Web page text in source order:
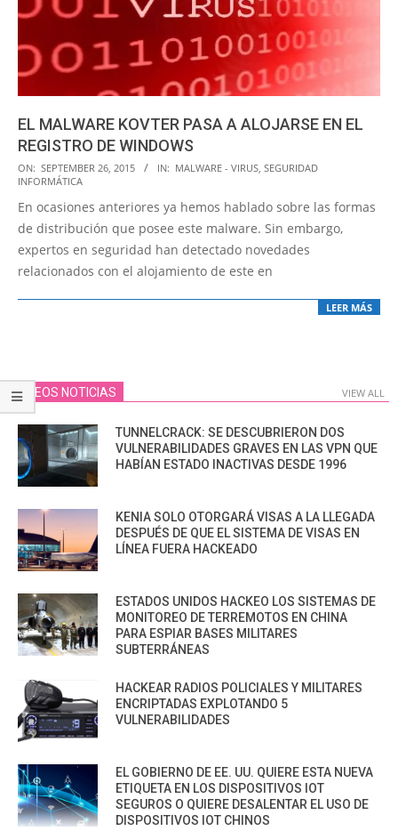
EL MALWARE KOVTER PASA A ALOJARSE EN EL
REGISTRO DE WINDOWS
2015-
09-
26
ON: SEPTEMBER 26, 2015 IN: MALWARE - VIRUS SEGURIDAD
INFORMÁTICA
En ocasiones anteriores ya hemos hablado sobre las formas
de distribución que posee este malware. Sin embargo,
expertos en seguridad han detectado novedades
relacionados con el alojamiento de este en
LEER MÁS
VIDEOS NOTICIAS VIEW ALL
TUNNELCRACK: SE DESCUBRIERON DOS
VULNERABILIDADES GRAVES EN LAS VPN QUE
HABÍAN ESTADO INACTIVAS DESDE 1996
KENIA SOLO OTORGARÁ VISAS A LA LLEGADA
DESPUÉS DE QUE EL SISTEMA DE VISAS EN
LÍNEA FUERA HACKEADO
ESTADOS UNIDOS HACKEO LOS SISTEMAS DE
MONITOREO DE TERREMOTOS EN CHINA
PARA ESPIAR BASES MILITARES
SUBTERRÁNEAS
HACKEAR RADIOS POLICIALES Y MILITARES
ENCRIPTADAS EXPLOTANDO 5
VULNERABILIDADES
EL GOBIERNO DE EE. UU. QUIERE ESTA NUEVA
ETIQUETA EN LOS DISPOSITIVOS IOT
SEGUROS O QUIERE DESALENTAR EL USO DE
DISPOSITIVOS IOT CHINOS